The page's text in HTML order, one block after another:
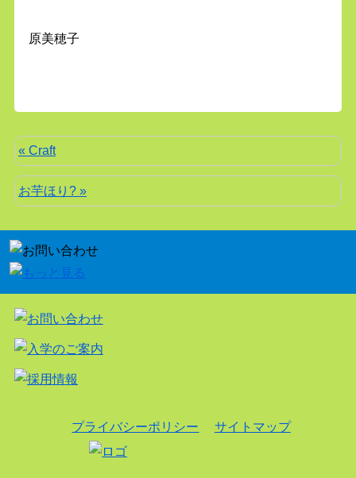
原美穂子
« Craft
お芋ほり? »
プライバシーポリシー サイトマップ